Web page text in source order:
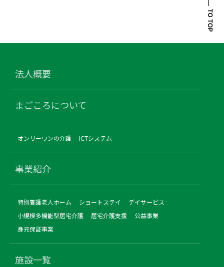
法人概要
まごころについて
オンリーワンの介護 ICTシステム
事業紹介
特別養護老人ホーム ショートステイ
デイサービス
小規模多機能型居宅介護
居宅介護支援
公益事業
身元保証事業
施設一覧